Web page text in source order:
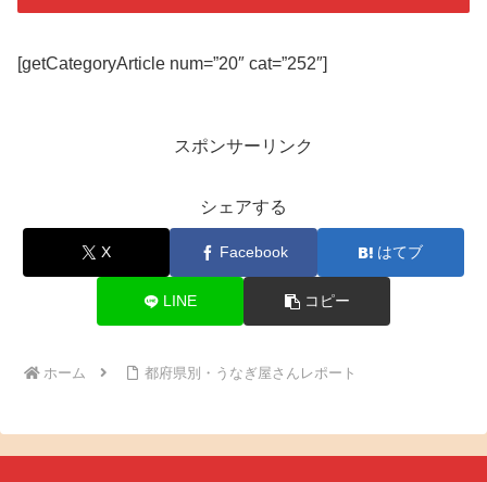
[getCategoryArticle num=”20″ cat=”252″]
スポンサーリンク
シェアする
X Facebook はてブ
LINE コピー
ホーム 都府県別・うなぎ屋さんレポート